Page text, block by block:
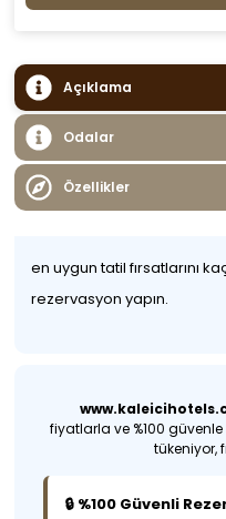
Açıklama
Odalar
Özellikler
en uygun tatil fırsatlarını
rezervasyon yapın.
fiyatlarla ve %100
tükeniyor,
🔒 %100 Güvenli